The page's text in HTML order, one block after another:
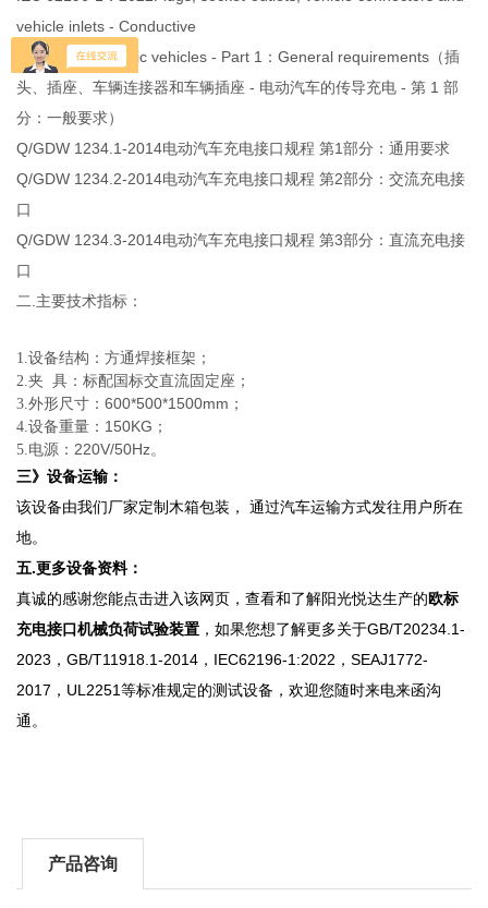
vehicle inlets - Conductive
charging of electric vehicles - Part 1：General requirements（插
头、插座、车辆连接器和车辆插座 - 电动汽车的传导充电 - 第 1 部
分：一般要求）
Q/GDW 1234.1-2014电动汽车充电接口规程 第1部分：通用要求
Q/GDW 1234.2-2014电动汽车充电接口规程 第2部分：交流充电接
口
Q/GDW 1234.3-2014电动汽车充电接口规程 第3部分：直流充电接
口
二.主要技术指标：
1.设备结构：方通焊接框架；
2.夹 具：标配国标交直流固定座；
3.外形尺寸：600*500*1500mm ；
4.设备重量： 150KG ；
5.电源： 220V/50Hz。
三》设备运输：
该设备由我们厂家定制木箱包装， 通过汽车运输方式发往用户所在
地。
五.更多设备资料：
真诚的感谢您能点击进入该网页，查看和了解阳光悦达生产的欧标
充电接口机械负荷试验装置 ，如果您想了解更多关于GB/T20234.1-
2023，GB/T11918.1-2014，IEC62196-1:2022，SEAJ1772-
2017，UL2251等标准规定的测试设备，欢迎您随时来电来函沟
通。
产品咨询